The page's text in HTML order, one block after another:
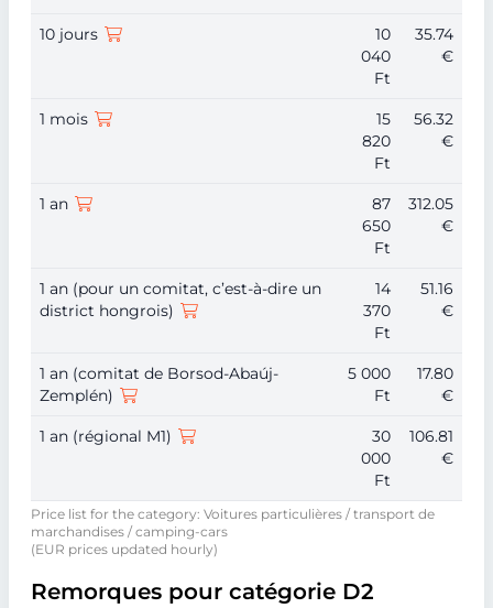
Price list for the category: Voitures particulières / transport de
marchandises / camping-cars
(EUR prices updated hourly)
10 jours
10
040
Ft
35.74
€
1 mois
15
820
Ft
56.32
€
1 an
87
650
Ft
312.05
€
1 an (pour un comitat, c’est-à-dire un
district hongrois)
14
370
Ft
51.16
€
1 an (comitat de Borsod-Abaúj-
Zemplén)
5 000
Ft
17.80
€
1 an (régional M1)
30
000
Ft
106.81
€
Remorques pour catégorie D2